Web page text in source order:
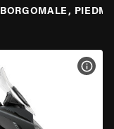
BORGOMALE,